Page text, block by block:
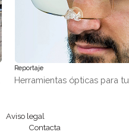
Reportaje
Herramientas ópticas para
Aviso legal
Contacta